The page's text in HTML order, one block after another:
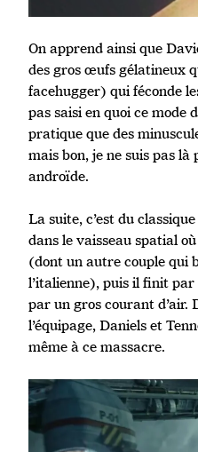
On apprend ainsi que
des gros œufs gélatineux
facehugger) qui féconde
pas saisi en quoi ce mode
pratique que des
mais bon, je ne suis pas là
androïde.
La suite, c’est du
dans le vaisseau spatial
(dont un autre couple qui
l’italienne), puis il finit par
par un gros courant d’air.
l’équipage, Daniels et
même à ce massacre.